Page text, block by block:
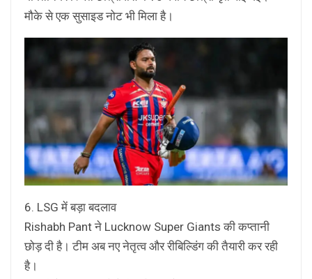
मौके से एक सुसाइड नोट भी मिला है।
6. LSG में बड़ा बदलाव
Rishabh Pant ने Lucknow Super Giants की कप्तानी
छोड़ दी है। टीम अब नए नेतृत्व और रीबिल्डिंग की तैयारी कर रही
है।